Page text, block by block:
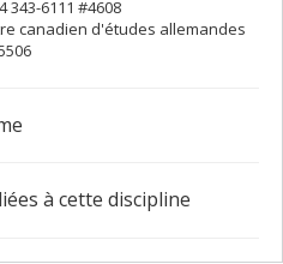
6111 #4608
canadien d'études allemandes
à cette discipline